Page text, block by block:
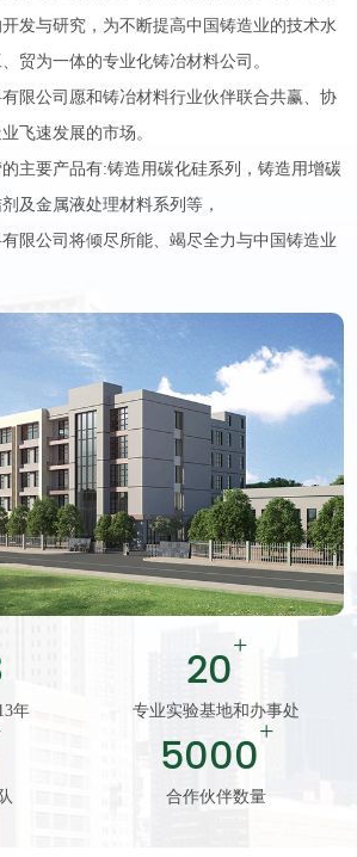
发与研究，为不断提高中国铸造业的技术水
贸为一体的专业化铸冶材料公司。
限公司愿和铸冶材料行业伙伴联合共赢、协
飞速发展的市场。
主要产品有:铸造用碳化硅系列，铸造用增碳
及金属液处理材料系列等，
限公司将倾尽所能、竭尽全力与中国铸造业
年
20+
专业实验基地和办事处
5000+
合作伙伴数量